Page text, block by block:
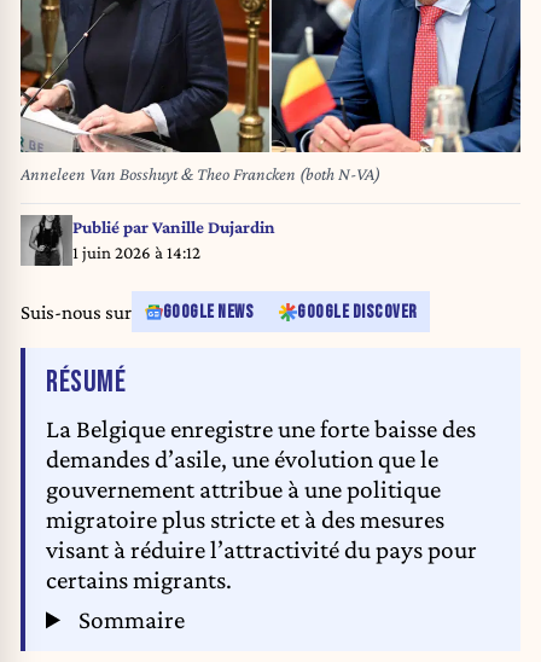
Anneleen Van Bosshuyt & Theo Francken (both N-VA)
Publié parVanille Dujardin
1 juin 2026 à 14:12
Suis-nous sur GOOGLE NEWS GOOGLE DISCOVER
RÉSUMÉDE L'ARTICLE
La Belgique enregistre une forte baisse des
demandes d’asile, une évolution que le
gouvernement attribue à une politique
migratoire plus stricte et à des mesures
visant à réduire l’attractivité du pays pour
certains migrants.
Sommaire